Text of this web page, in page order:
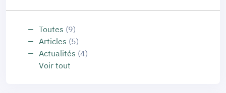
Toutes (9)
Articles (5)
Actualités (4)
Voir tout